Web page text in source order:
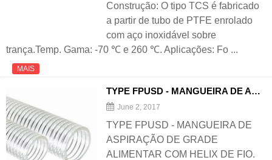
Construção: O tipo TCS é fabricado
a partir de tubo de PTFE enrolado
com aço inoxidável sobre
trança.Temp. Gama: -70 ℃ e 260 ℃. Aplicações: Fo ...
MAIS
TYPE FPUSD - MANGUEIRA DE ASPIRAÇÃO DE GRADE ALIMENTAR COM HELIX DE FIO
June 2, 2017
TYPE FPUSD - MANGUEIRA DE
ASPIRAÇÃO DE GRADE
ALIMENTAR COM HELIX DE FIO.